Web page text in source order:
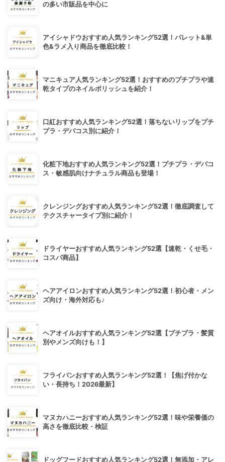
の多い市販品を中心に
アイシャドウおすすめ人気ランキング52選！パレット&単
色&ラメ入り商品を徹底比較！
マニキュア人気ランキング52選！おすすめのプチプラや速
乾タイプのネイルポリッシュを紹介！
口紅おすすめ人気ランキング52選！落ちないリップをプチ
プラ・デパコス別に紹介！
化粧下地おすすめ人気ランキング52選！プチプラ・デパコ
ス・敏感肌向けナチュラル商品も登場！
クレンジングおすすめ人気ランキング52選！徹底調査して
テクスチャータイプ別に紹介！
ドライヤーおすすめ人気ランキング52選【速乾・くせ毛・
コスパ商品】
ヘアアイロンおすすめ人気ランキング52選！初心者・メン
ズ向け・海外対応も♪
ヘアオイルおすすめ人気ランキング52選【プチプラ・髪質
別やメンズ向けも！】
フライパンおすすめ人気ランキング52選！【焦げ付かな
い・長持ち！2026最新】
マヌカハニーおすすめ人気ランキング52選！味や栄養価の
高さを徹底比較・検証
ドッグフードおすすめ人気ランキング52選！無添加・アレ